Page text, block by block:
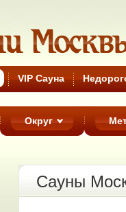
VIP Сауна
Округ
Сауны